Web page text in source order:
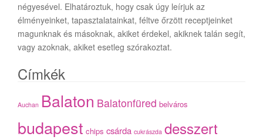
négyesével. Elhatároztuk, hogy csak úgy leírjuk az
élményeinket, tapasztalatainkat, féltve őrzött receptjeinket
magunknak és másoknak, akiket érdekel, akiknek talán segít,
vagy azoknak, akiket esetleg szórakoztat.
Címkék
Auchan Balaton Balatonfüred belváros
budapest chips csárda cukrászda desszert